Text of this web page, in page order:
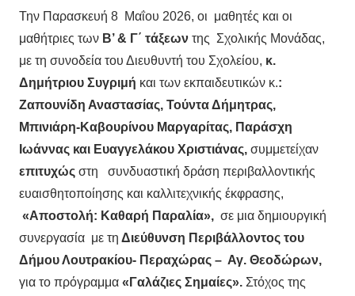
Την Παρασκευή 8 Μαΐου 2026, οι μαθητές και οι
μαθήτριες των Β’ & Γ΄ τάξεων της Σχολικής Μονάδας,
με τη συνοδεία του Διευθυντή του Σχολείου, κ.
Δημήτριου Συγριμή και των εκπαιδευτικών κ.:
Ζαπουνίδη Αναστασίας, Τούντα Δήμητρας,
Μπινιάρη-Καβουρίνου Μαργαρίτας, Παράσχη
Ιωάννας και Ευαγγελάκου Χριστιάνας, συμμετείχαν
επιτυχώς στη
συνδυαστική δράση περιβαλλοντικής
ευαισθητοποίησης και καλλιτεχνικής έκφρασης,
«Αποστολή: Καθαρή Παραλία», σε μια δημιουργική
συνεργασία με τη Διεύθυνση Περιβάλλοντος του
Δήμου Λουτρακίου- Περαχώρας – Αγ. Θεοδώρων,
για το πρόγραμμα «Γαλάζιες Σημαίες». Στόχος της